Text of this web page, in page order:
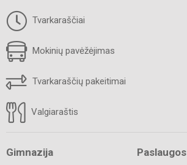
Tvarkaraščiai
Mokinių pavėžėjimas
Tvarkaraščių pakeitimai
Valgiaraštis
Gimnazija Paslaugos